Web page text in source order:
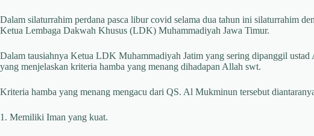
Dalam silaturrahim perdana pasca libur covid selama dua tahun ini silaturrahim
Ketua Lembaga Dakwah Khusus (LDK) Muhammadiyah Jawa Timur.
Dalam tausiahnya Ketua LDK Muhammadiyah Jatim yang sering dipanggil
yang menjelaskan kriteria hamba yang menang dihadapan Allah swt.
Kriteria hamba yang menang mengacu dari QS. Al Mukminun tersebut
1. Memiliki Iman yang kuat.